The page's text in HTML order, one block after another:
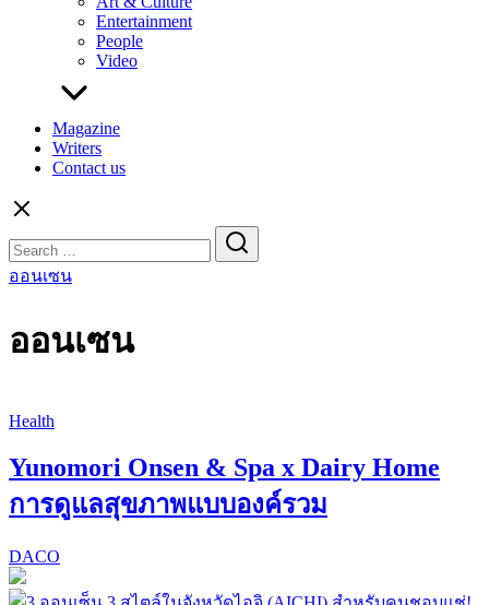
Entertainment
People
Video
Magazine
Writers
Contact us
for:
ออนเซน
ออนเซน
Health
Yunomori Onsen & Spa x Dairy Home
การดูแลสุขภาพแบบองค์รวม
DACO